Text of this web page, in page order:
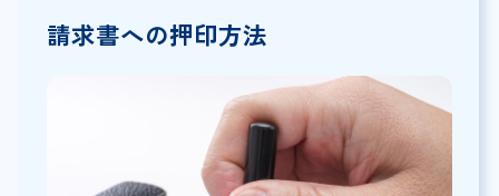
請求書への押印方法